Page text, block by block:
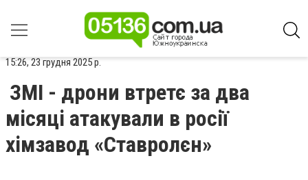
15:26, 23 грудня 2025 р.
ЗМІ - дрони втретє за два
місяці атакували в росії
хімзавод «Ставролєн»